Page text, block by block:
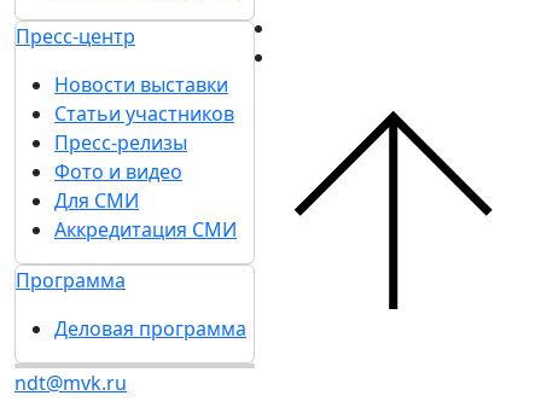
Пресс-центр
Новости выставки
Статьи участников
Пресс-релизы
Фото и видео
Для СМИ
Аккредитация СМИ
Программа
Деловая программа
ndt@mvk.ru